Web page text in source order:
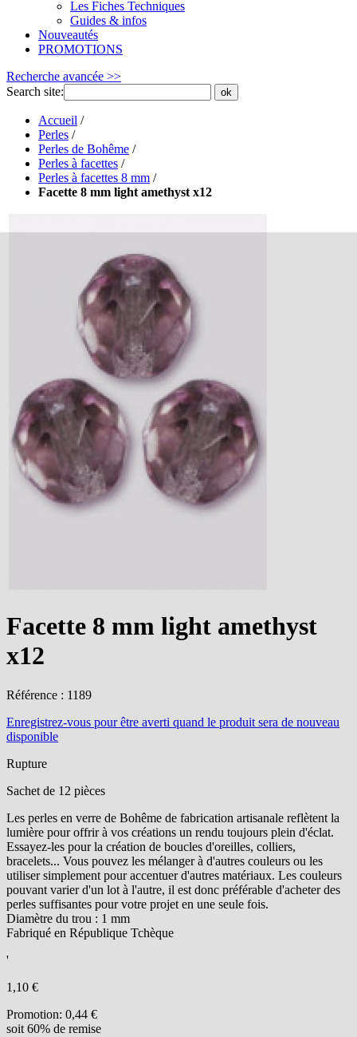
Les Fiches Techniques
Guides & infos
Nouveautés
PROMOTIONS
Recherche avancée >>
Search site:
ok
Accueil /
Perles /
Perles de Bohême /
Perles à facettes /
Perles à facettes 8 mm /
Facette 8 mm light amethyst x12
Facette 8 mm light amethyst
x12
Référence : 1189
Enregistrez-vous pour être averti quand le produit sera de nouveau
disponible
Rupture
Sachet de 12 pièces
Les perles en verre de Bohême de fabrication artisanale reflètent la
lumière pour offrir à vos créations un rendu toujours plein d'éclat.
Essayez-les pour la création de boucles d'oreilles, colliers,
bracelets... Vous pouvez les mélanger à d'autres couleurs ou les
utiliser simplement pour accentuer d'autres matériaux. Les couleurs
pouvant varier d'un lot à l'autre, il est donc préférable d'acheter des
perles suffisantes pour votre projet en une seule fois.
Diamètre du trou : 1 mm
Fabriqué en République Tchèque
'
1,10 €
Promotion: 0,44 €
soit 60% de remise